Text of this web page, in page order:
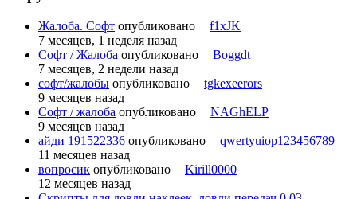
Жалоба. Софт опубликовано
f1xJK
7 месяцев, 1 неделя назад
Софт / Жалоба опубликовано
Boggdt
7 месяцев, 2 недели назад
софт/жалобы опубликовано
tgkexeerors
9 месяцев назад
Софт / жалоба опубликовано
NAGhELP
9 месяцев назад
айди 191522336 опубликовано
qwertyuiop123456789
11 месяцев назад
вопросик опубликовано
Kirill0000
12 месяцев назад